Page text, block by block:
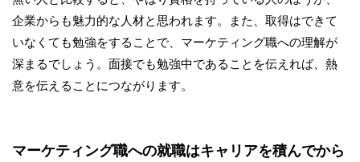
企業からも魅力的な人材と思われます。また、取得はできて
いなくても勉強をすることで、マーケティング職への理解が
深まるでしょう。面接でも勉強中であることを伝えれば、熱
意を伝えることにつながります。
マーケティング職への就職はキャリアを積んでから